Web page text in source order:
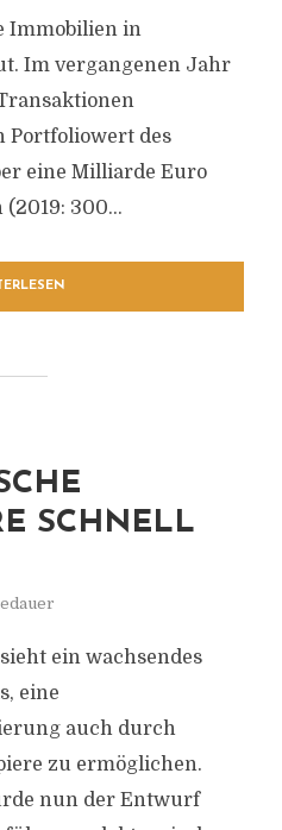
Immobilien in
Im vergangenen Jahr
Portfoliowert des
eine Milliarde Euro
300...
SCHNELL
ein wachsendes
eine
auch durch
zu ermöglichen.
nun der Entwurf